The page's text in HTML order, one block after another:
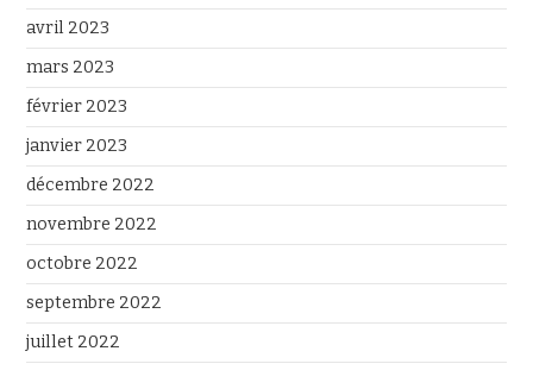
avril 2023
mars 2023
février 2023
janvier 2023
décembre 2022
novembre 2022
octobre 2022
septembre 2022
juillet 2022